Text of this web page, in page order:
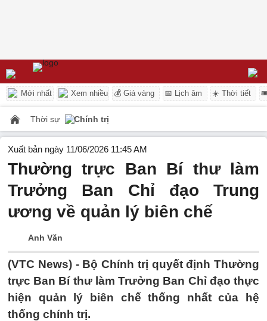
Mới nhất Xem nhiều 💰 Giá vàng 📅 Lịch âm ☀️ Thời tiết
Thời sự Chính trị
Xuất bản ngày 11/06/2026 11:45 AM
Thường trực Ban Bí thư làm
Trưởng Ban Chỉ đạo Trung
ương về quản lý biên chế
Anh Văn
(VTC News) - Bộ Chính trị quyết định Thường
trực Ban Bí thư làm Trưởng Ban Chỉ đạo thực
hiện quản lý biên chế thống nhất của hệ
thống chính trị.